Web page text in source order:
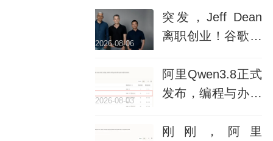
突发，Jeff Dean
离职创业！谷歌股
亿
2026-08-06
阿里Qwen3.8正式
发布，编程与办公
更稳定
2026-08-03
刚刚，阿里